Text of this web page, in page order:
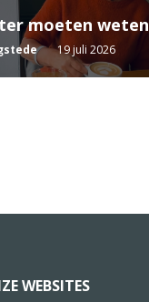
moeten weten
19 juli 2026
WEBSITES